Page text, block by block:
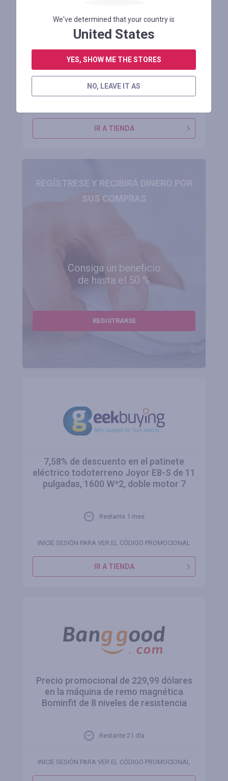
Cable flexible original para placa madre
OPPO Pad Air2 SPA4901
Restante 1 mes
IR A TIENDA
REGÍSTRESE Y RECIBIRÁ DINERO POR
SUS COMPRAS
Consiga un beneficio
de hasta el 50 %
REGISTRARSE
7,58% de descuento en el patinete
eléctrico todoterreno Joyor E8-S de 11
pulgadas, 1600 W*2, doble motor 7
Restante 1 mes
INICIE SESIÓN PARA VER EL CÓDIGO PROMOCIONAL
IR A TIENDA
Precio promocional de 229,99 dólares
en la máquina de remo magnética
Bominfit de 8 niveles de resistencia
Restante 21 día
INICIE SESIÓN PARA VER EL CÓDIGO PROMOCIONAL
We've determined that your country is
United States
YES, SHOW ME THE STORES
NO, LEAVE IT AS